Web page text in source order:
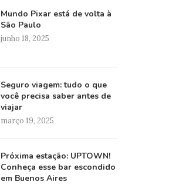
Mundo Pixar está de volta à
São Paulo
junho 18, 2025
Seguro viagem: tudo o que
você precisa saber antes de
viajar
março 19, 2025
Próxima estação: UPTOWN!
Conheça esse bar escondido
em Buenos Aires